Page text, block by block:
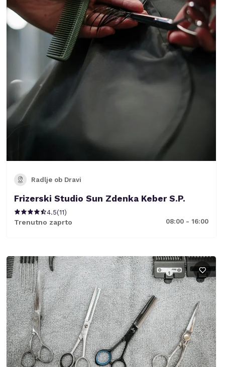
Radlje ob Dravi
Frizerski Studio Sun Zdenka Keber S.P.
4.5(11)
Trenutno zaprto 08:00 - 16:00